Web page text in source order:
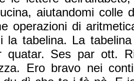
aiutandomi colle
operazioni di
la tabelina. La
quatar. Ses par ott.
Ero bravo nei